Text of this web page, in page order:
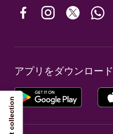
アプリをダウンロード